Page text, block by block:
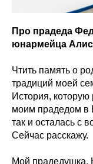
Про прадеда
юнармейца
Чтить память о
традиций моей
История, которую
моим прадедом в
так и осталась с
Сейчас расскажу.
Мой прадедушка,